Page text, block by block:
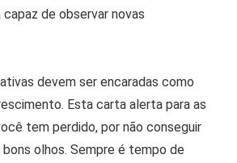
capaz de observar novas
devem ser encaradas como
Esta carta alerta para as
tem perdido, por não conseguir
olhos. Sempre é tempo de